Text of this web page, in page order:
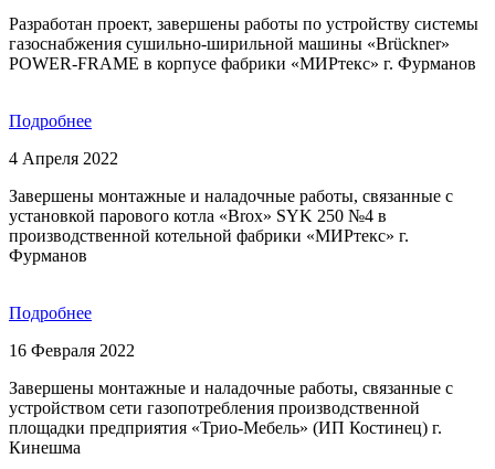
Разработан проект, завершены работы по устройству системы
газоснабжения сушильно-ширильной машины «Brückner»
POWER-FRAME в корпусе фабрики «МИРтекс» г. Фурманов
Подробнее
4 Апреля 2022
Завершены монтажные и наладочные работы, связанные с
установкой парового котла «Brox» SYK 250 №4 в
производственной котельной фабрики «МИРтекс» г.
Фурманов
Подробнее
16 Февраля 2022
Завершены монтажные и наладочные работы, связанные с
устройством сети газопотребления производственной
площадки предприятия «Трио-Мебель» (ИП Костинец) г.
Кинешма